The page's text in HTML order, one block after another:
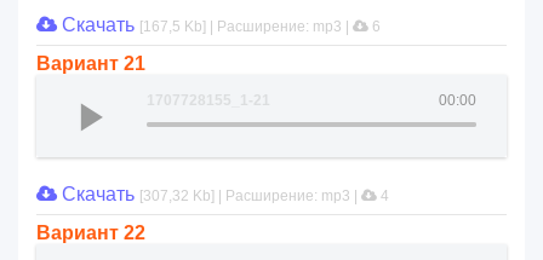
Скачать [167,5 Kb] | Расширение: mp3 | 6
Вариант 21
00:00
1707728155_1-21
Скачать [307,32 Kb] | Расширение: mp3 | 4
Вариант 22